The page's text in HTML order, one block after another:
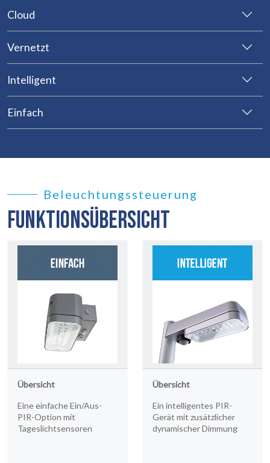
Cloud
Vernetzt
Intelligent
Einfach
Beleuchtungssteuerung
FUNKTIONSÜBERSICHT
Übersicht
Eine einfache Ein/Aus-
PIR-Option mit
Tageslichtsensoren
Übersicht
Ein intelligentes PIR-
Gerät mit zusätzlicher
dynamischer Dimmung